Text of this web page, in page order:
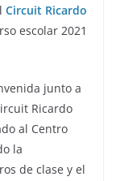
Circuit Ricardo
escolar 2021
junto a
Ricardo
al Centro
la
de clase y el